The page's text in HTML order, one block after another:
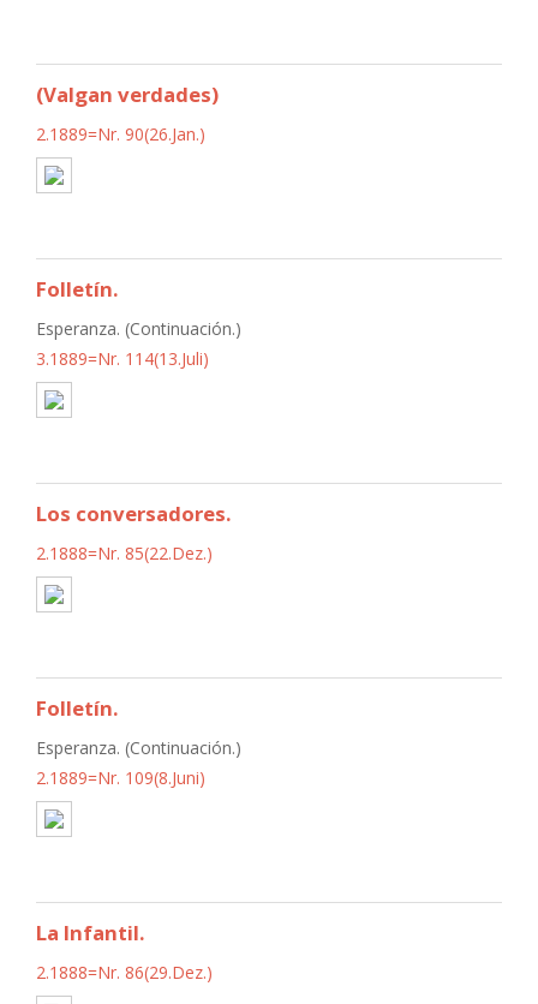
(Valgan verdades)
2.1889=Nr. 90(26.Jan.)
Folletín.
Esperanza. (Continuación.)
3.1889=Nr. 114(13.Juli)
Los conversadores.
2.1888=Nr. 85(22.Dez.)
Folletín.
Esperanza. (Continuación.)
2.1889=Nr. 109(8.Juni)
La Infantil.
2.1888=Nr. 86(29.Dez.)